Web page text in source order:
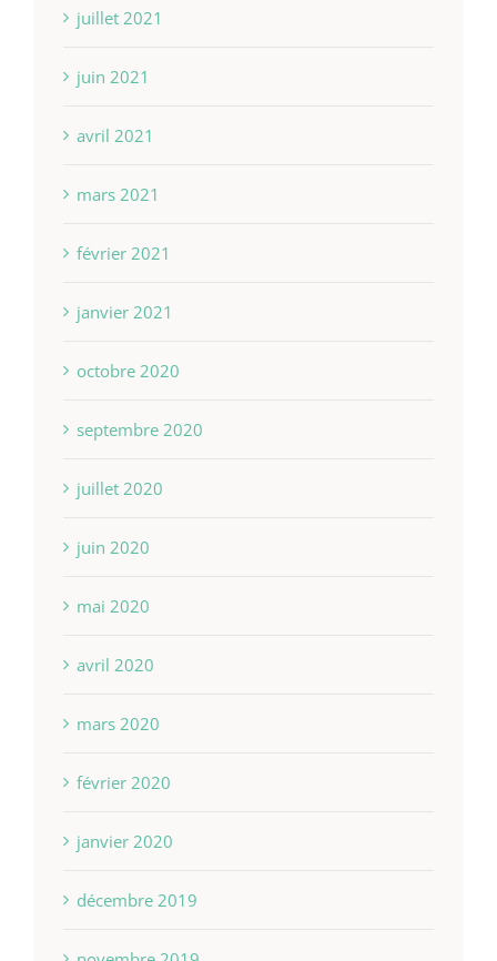
juillet 2021
juin 2021
avril 2021
mars 2021
février 2021
janvier 2021
octobre 2020
septembre 2020
juillet 2020
juin 2020
mai 2020
avril 2020
mars 2020
février 2020
janvier 2020
décembre 2019